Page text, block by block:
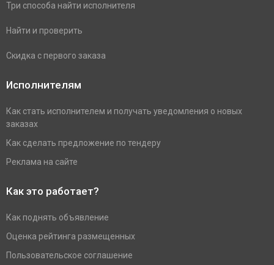
Три способа найти исполнителя
Найти и проверить
Скидка с первого заказа
Исполнителям
Как стать исполнителем и получать уведомления о новых
заказах
Как сделать предложение по тендеру
Реклама на сайте
Как это работает?
Как поднять объявление
Оценка рейтинга размещенных
Пользовательское соглашение